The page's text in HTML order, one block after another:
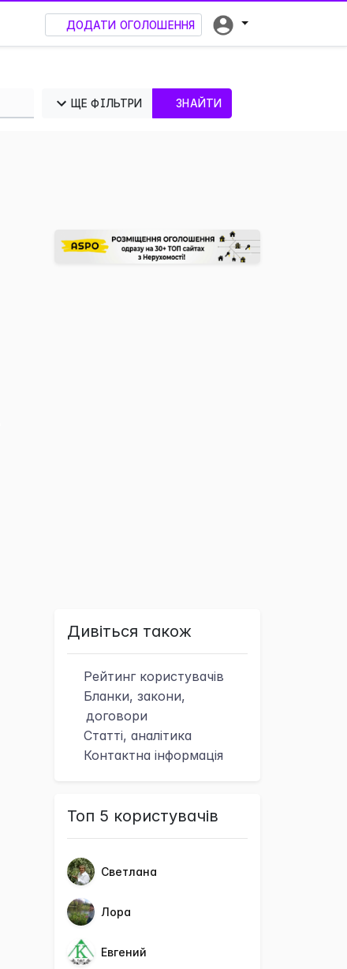
ДОДАТИ ОГОЛОШЕННЯ
ЩЕ ФІЛЬТРИ ЗНАЙТИ
Дивіться також
Рейтинг користувачів
Бланки, закони,
договори
Статті, аналітика
Контактна інформація
Топ 5 користувачів
Светлана
Лора
Евгений